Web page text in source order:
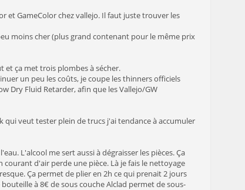
et GameColor chez vallejo. Il faut juste trouver les
moins cher (plus grand contenant pour le même prix
et ça met trois plombes à sécher.
un peu les coûts, je coupe les thinners officiels
Dry Fluid Retarder, afin que les Vallejo/GW
qui veut tester plein de trucs j'ai tendance à accumuler
L'alcool me sert aussi à dégraisser les pièces. Ça
d'air perde une pièce. Là je fais le nettoyage
Ça permet de plier en 2h ce qui prenait 2 jours
à 8€ de sous couche Alclad permet de sous-